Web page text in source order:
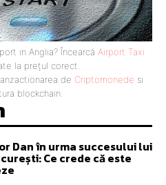
in Anglia? Încearcă Airport Taxi
la prețul corect.
de Criptomonede si
blockchain.
Dan în urma succesului lui
Ce crede că este